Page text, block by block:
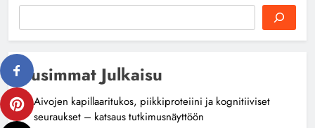
Uusimmat Julkaisu
Aivojen kapillaaritukos, piikkiproteiini ja kognitiiviset
seuraukset – katsaus tutkimusnäyttöön